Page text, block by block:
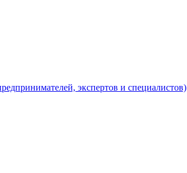
экспертов и специалистов)